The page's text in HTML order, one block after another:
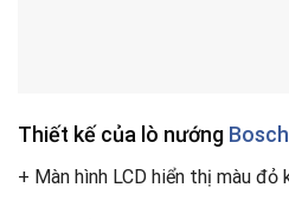
Thiết kế của lò nướng
+ Màn hình LCD hiển thị màu đỏ